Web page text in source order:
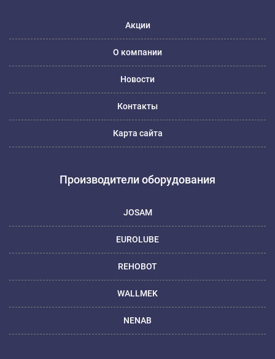
Акции
О компании
Новости
Контакты
Карта сайта
Производители оборудования
JOSAM
EUROLUBE
REHOBOT
WALLMEK
NENAB